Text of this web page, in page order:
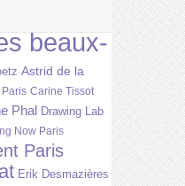
beaux-
Astrid de la
Carine Tissot
Phal Drawing Lab
Now Paris
Paris
Erik Desmazières